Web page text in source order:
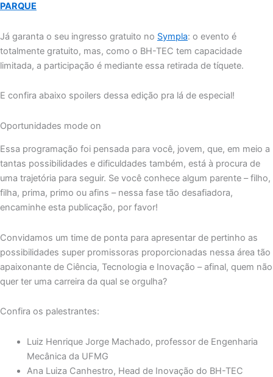
PARQUE
Já garanta o seu ingresso gratuito no Sympla: o evento é
totalmente gratuito, mas, como o BH-TEC tem capacidade
limitada, a participação é mediante essa retirada de tíquete.
E confira abaixo spoilers dessa edição pra lá de especial!
Oportunidades mode on
Essa programação foi pensada para você, jovem, que, em meio a
tantas possibilidades e dificuldades também, está à procura de
uma trajetória para seguir. Se você conhece algum parente – filho,
filha, prima, primo ou afins – nessa fase tão desafiadora,
encaminhe esta publicação, por favor!
Convidamos um time de ponta para apresentar de pertinho as
possibilidades super promissoras proporcionadas nessa área tão
apaixonante de Ciência, Tecnologia e Inovação – afinal, quem não
quer ter uma carreira da qual se orgulha?
Confira os palestrantes:
Luiz Henrique Jorge Machado, professor de Engenharia
Mecânica da UFMG
Ana Luiza Canhestro, Head de Inovação do BH-TEC